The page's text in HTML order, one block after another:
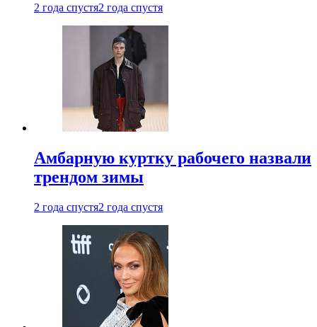
2 года спустя2 года спустя
Амбарную куртку рабочего назвали
трендом зимы
2 года спустя2 года спустя